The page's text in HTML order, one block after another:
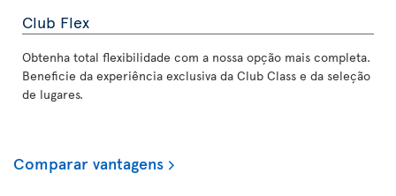
Club Flex
Obtenha total flexibilidade com a nossa opção mais completa.
Beneficie da experiência exclusiva da Club Class e da seleção
de lugares.
Comparar vantagens